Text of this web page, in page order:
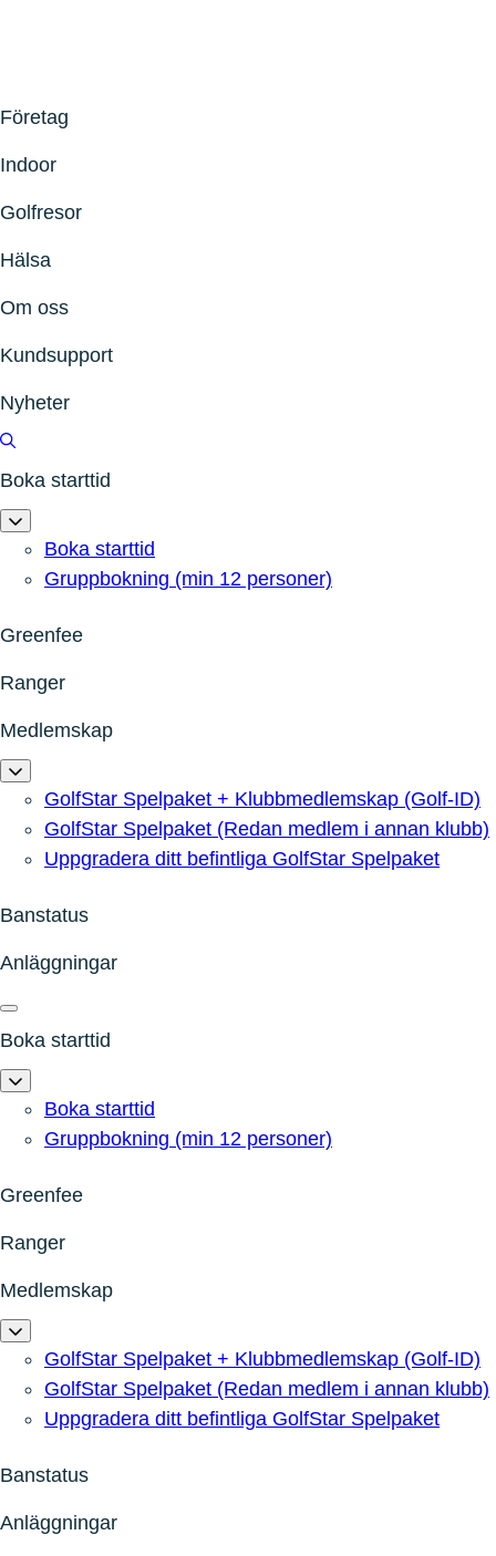
Företag
Indoor
Golfresor
Hälsa
Om oss
Kundsupport
Nyheter
Boka starttid
Boka starttid
Gruppbokning (min 12 personer)
Greenfee
Ranger
Medlemskap
GolfStar Spelpaket + Klubbmedlemskap (Golf-ID)
GolfStar Spelpaket (Redan medlem i annan klubb)
Uppgradera ditt befintliga GolfStar Spelpaket
Banstatus
Anläggningar
Boka starttid
Boka starttid
Gruppbokning (min 12 personer)
Greenfee
Ranger
Medlemskap
GolfStar Spelpaket + Klubbmedlemskap (Golf-ID)
GolfStar Spelpaket (Redan medlem i annan klubb)
Uppgradera ditt befintliga GolfStar Spelpaket
Banstatus
Anläggningar